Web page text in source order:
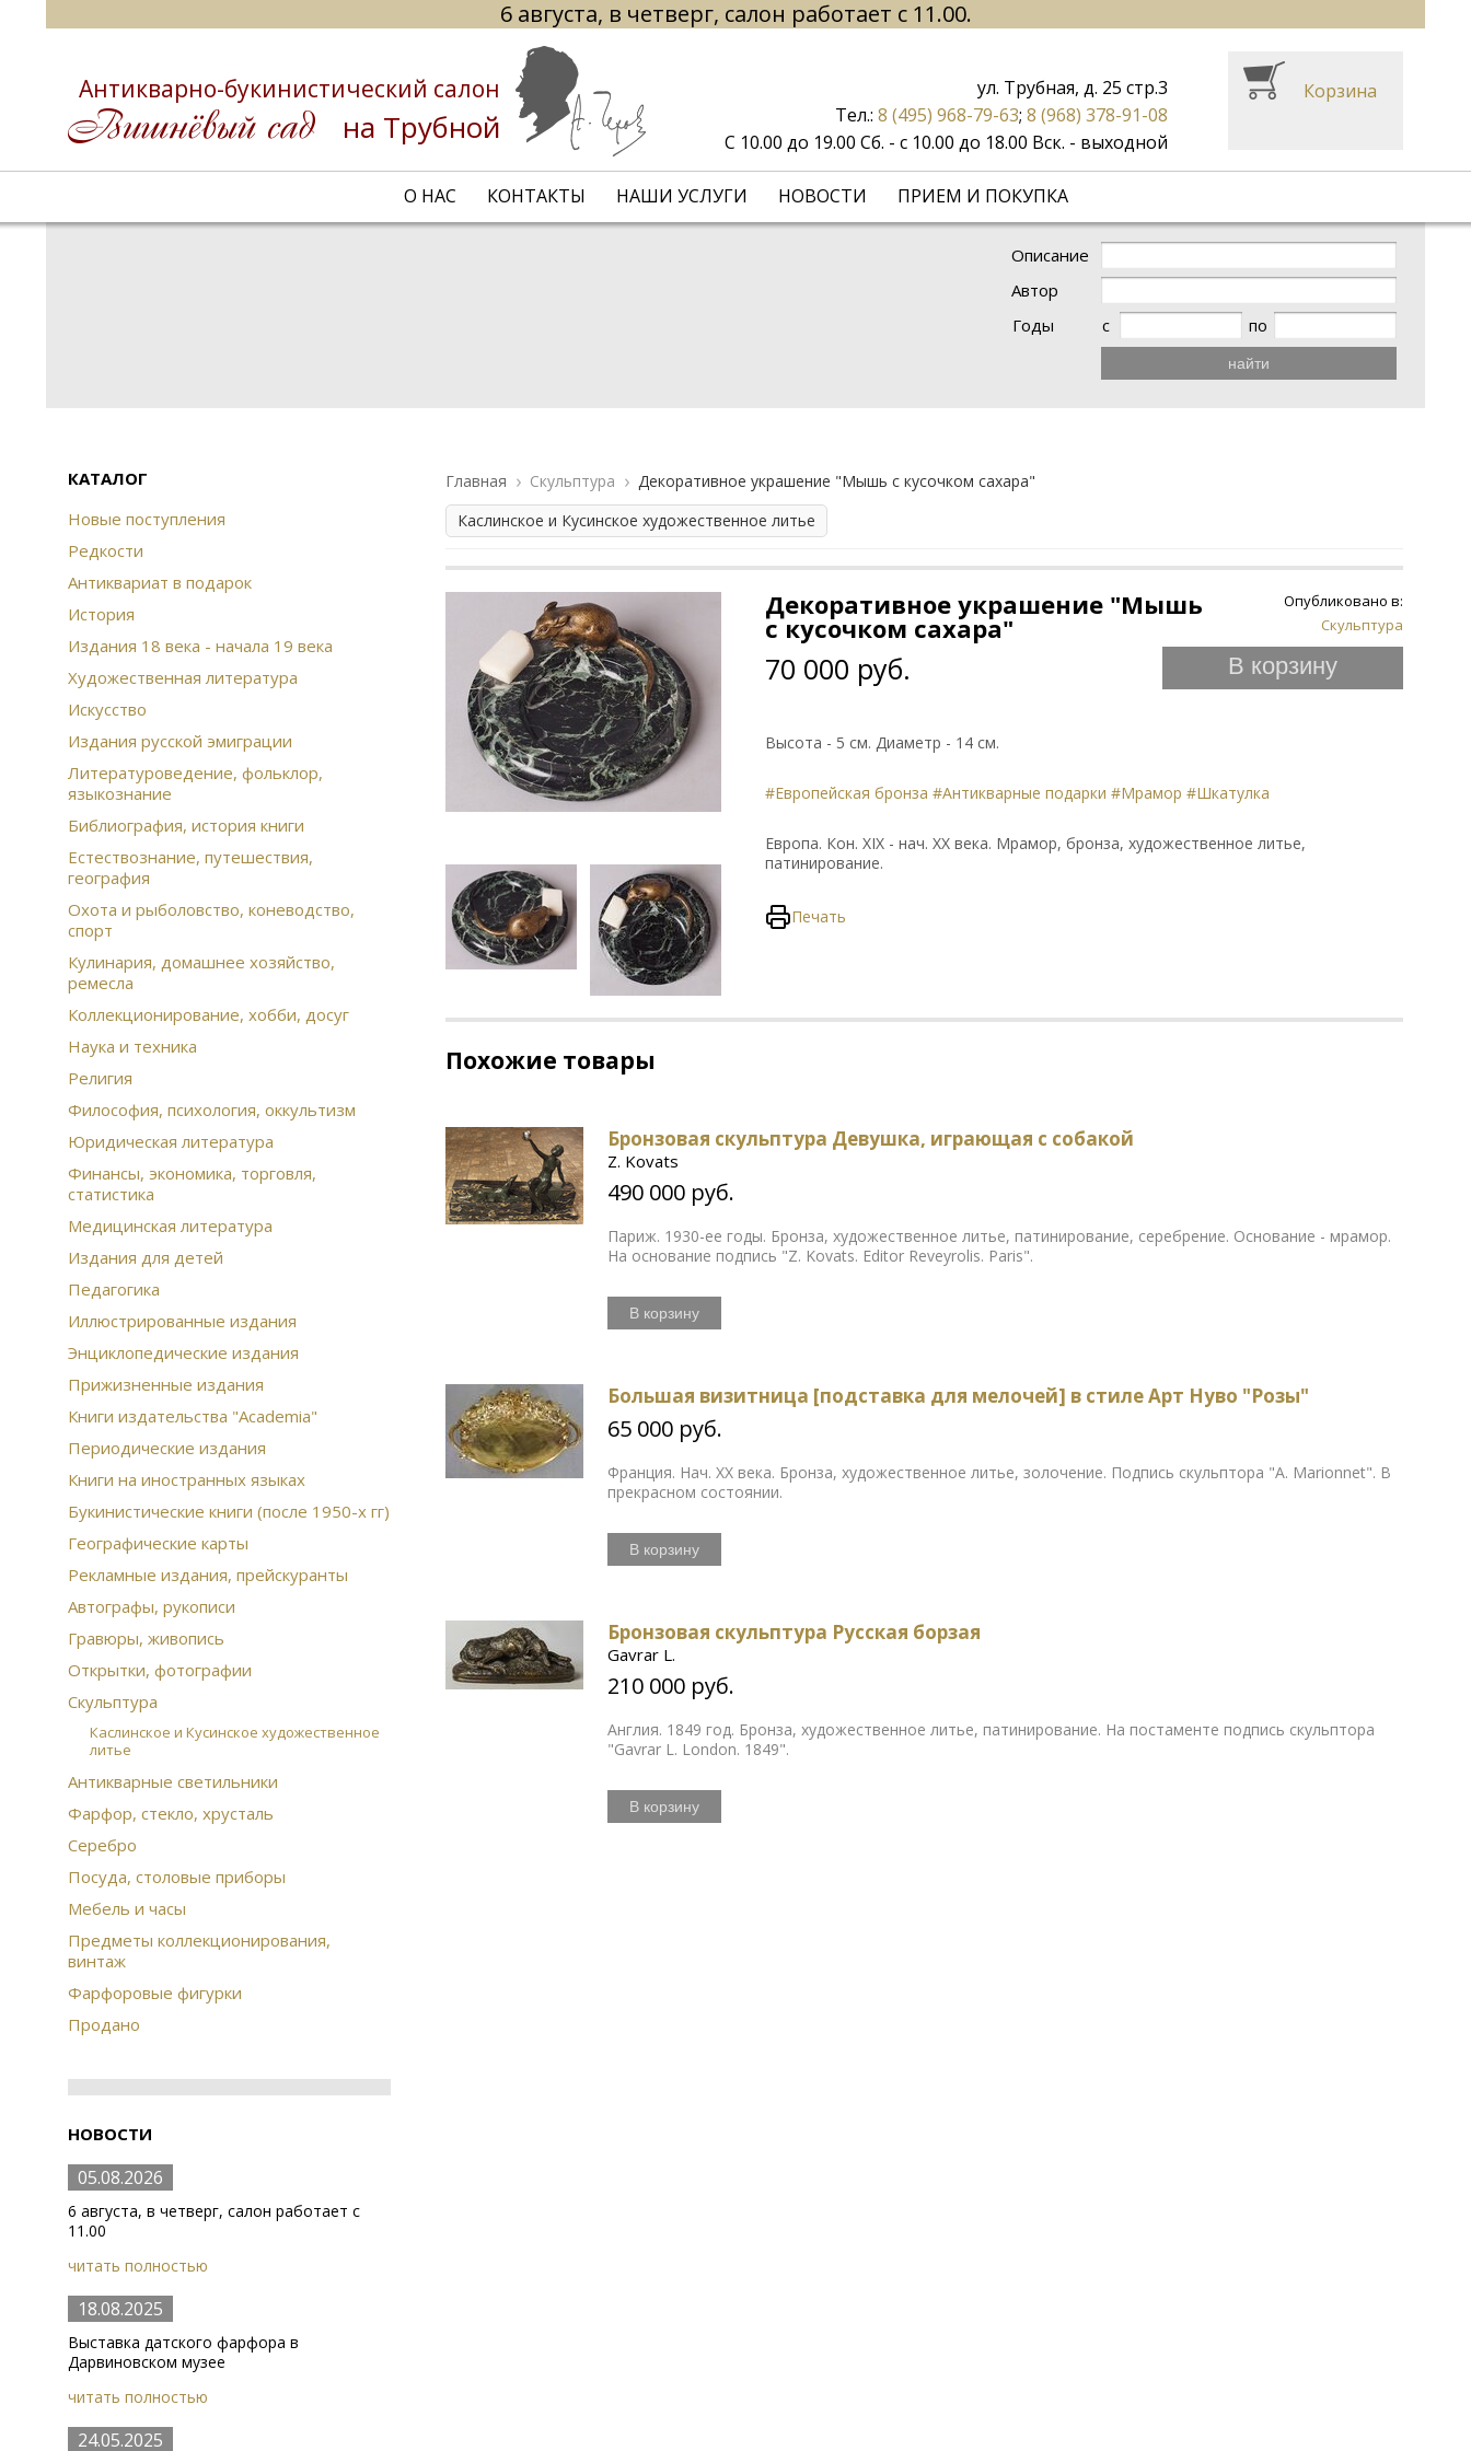
6 августа, в четверг, салон работает с 11.00.
Антикварно-букинистический салон
на Трубной
О НАС КОНТАКТЫ НАШИ УСЛУГИ НОВОСТИ ПРИЕМ И ПОКУПКА
ул. Трубная, д. 25 стр.3
Тел.: 8 (495) 968-79-63; 8 (968) 378-91-08
С 10.00 до 19.00 Сб. - с 10.00 до 18.00 Вск. - выходной
Корзина
Описание
Автор
Годы
с по
найти
КАТАЛОГ
Новые поступления
Редкости
Антиквариат в подарок
История
Издания 18 века - начала 19 века
Художественная литература
Искусство
Издания русской эмиграции
Литературоведение, фольклор,
языкознание
Библиография, история книги
Естествознание, путешествия,
география
Охота и рыболовство, коневодство,
спорт
Кулинария, домашнее хозяйство,
ремесла
Коллекционирование, хобби, досуг
Наука и техника
Религия
Философия, психология, оккультизм
Юридическая литература
Финансы, экономика, торговля,
статистика
Медицинская литература
Издания для детей
Педагогика
Иллюстрированные издания
Энциклопедические издания
Прижизненные издания
Книги издательства "Academia"
Периодические издания
Книги на иностранных языках
Букинистические книги (после 1950-х гг)
Географические карты
Рекламные издания, прейскуранты
Автографы, рукописи
Гравюры, живопись
Открытки, фотографии
Скульптура
Каслинское и Кусинское художественное
литье
Антикварные светильники
Фарфор, стекло, хрусталь
Серебро
Посуда, столовые приборы
Мебель и часы
Предметы коллекционирования,
винтаж
Фарфоровые фигурки
Продано
НОВОСТИ
05.08.2026
6 августа, в четверг, салон работает с
11.00
читать полностью
18.08.2025
Выставка датского фарфора в
Дарвиновском музее
читать полностью
24.05.2025
Главная Скульптура
Декоративное украшение "Мышь с кусочком сахара"
Каслинское и Кусинское художественное литье
Опубликовано в:
Скульптура
Декоративное украшение "Мышь
с кусочком сахара"
70 000 руб. В корзину
Высота - 5 см. Диаметр - 14 см.
#Европейская бронза #Антикварные подарки #Мрамор #Шкатулка
Европа. Кон. XIX - нач. ХХ века. Мрамор, бронза, художественное литье,
патинирование.
Печать
Похожие товары
Бронзовая скульптура Девушка, играющая с собакой
Z. Kovats
490 000 руб.
Париж. 1930-ее годы. Бронза, художественное литье, патинирование, серебрение. Основание - мрамор.
На основание подпись "Z. Kovats. Editor Reveyrolis. Paris".
В корзину
Большая визитница [подставка для мелочей] в стиле Арт Нуво "Розы"
65 000 руб.
Франция. Нач. ХХ века. Бронза, художественное литье, золочение. Подпись скульптора "A. Marionnet". В
прекрасном состоянии.
В корзину
Бронзовая скульптура Русская борзая
Gavrar L.
210 000 руб.
Англия. 1849 год. Бронза, художественное литье, патинирование. На постаменте подпись скульптора
"Gavrar L. London. 1849".
В корзину